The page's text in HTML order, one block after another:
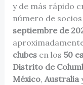
y de más rápido
número de
septiembre de
clubesen los 50
Distrito de
México, Australia